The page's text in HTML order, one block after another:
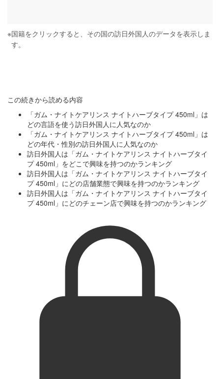
※国籍をクリックすると、その国の訪日外国人のデータを表示しま
す。
この続きから読める内容
「ガム・ナイトケアリンス ナイトハーブタイプ 450ml」は
どの言語を使う訪日外国人に人気なのか
「ガム・ナイトケアリンス ナイトハーブタイプ 450ml」は
どの年代・性別の訪日外国人に人気なのか
訪日外国人は「ガム・ナイトケアリンス ナイトハーブタイ
プ 450ml」をどこで興味を持つのかランキング
訪日外国人は「ガム・ナイトケアリンス ナイトハーブタイ
プ 450ml」にどの店舗業態で興味を持つのかランキング
訪日外国人は「ガム・ナイトケアリンス ナイトハーブタイ
プ 450ml」にどのチェーン店で興味を持つのかランキング